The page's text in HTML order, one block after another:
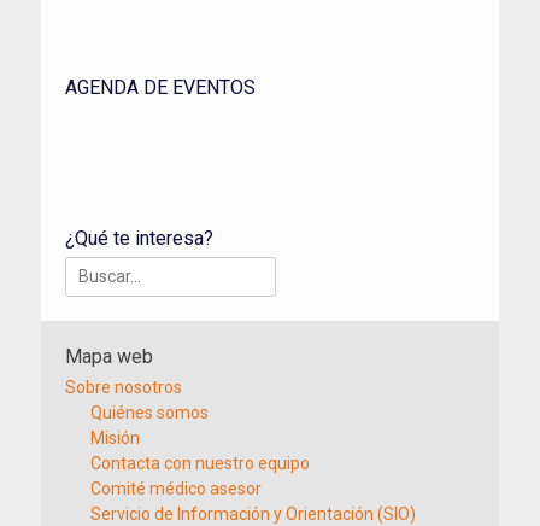
AGENDA DE EVENTOS
¿Qué te interesa?
Buscar:
Mapa web
Sobre nosotros
Quiénes somos
Misión
Contacta con nuestro equipo
Comité médico asesor
Servicio de Información y Orientación (SIO)